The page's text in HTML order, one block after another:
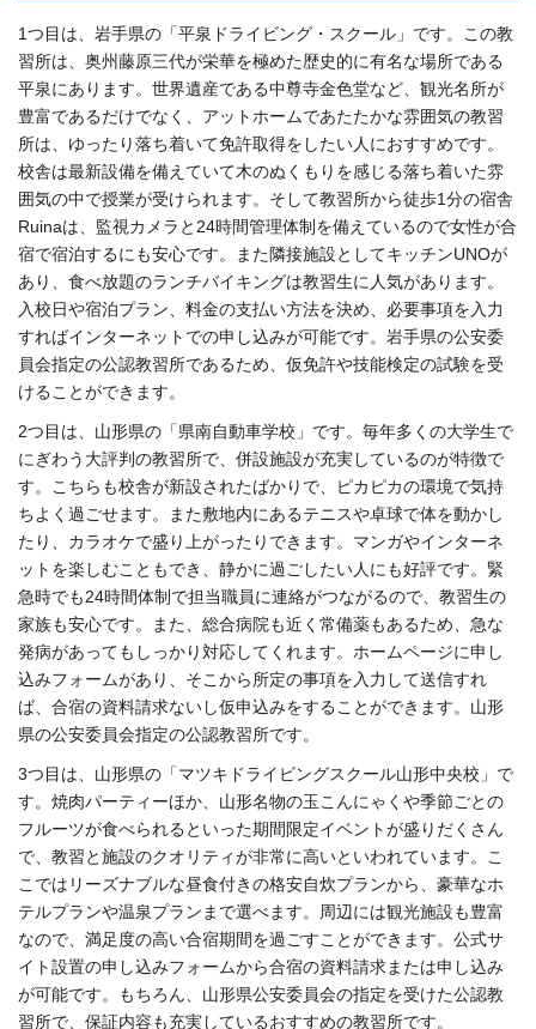
1つ目は、岩手県の「平泉ドライビング・スクール」です。この教
習所は、奥州藤原三代が栄華を極めた歴史的に有名な場所である
平泉にあります。世界遺産である中尊寺金色堂など、観光名所が
豊富であるだけでなく、アットホームであたたかな雰囲気の教習
所は、ゆったり落ち着いて免許取得をしたい人におすすめです。
校舎は最新設備を備えていて木のぬくもりを感じる落ち着いた雰
囲気の中で授業が受けられます。そして教習所から徒歩1分の宿舎
Ruinaは、監視カメラと24時間管理体制を備えているので女性が合
宿で宿泊するにも安心です。また隣接施設としてキッチンUNOが
あり、食べ放題のランチバイキングは教習生に人気があります。
入校日や宿泊プラン、料金の支払い方法を決め、必要事項を入力
すればインターネットでの申し込みが可能です。岩手県の公安委
員会指定の公認教習所であるため、仮免許や技能検定の試験を受
けることができます。
2つ目は、山形県の「県南自動車学校」です。毎年多くの大学生で
にぎわう大評判の教習所で、併設施設が充実しているのが特徴で
す。こちらも校舎が新設されたばかりで、ピカピカの環境で気持
ちよく過ごせます。また敷地内にあるテニスや卓球で体を動かし
たり、カラオケで盛り上がったりできます。マンガやインターネ
ットを楽しむこともでき、静かに過ごしたい人にも好評です。緊
急時でも24時間体制で担当職員に連絡がつながるので、教習生の
家族も安心です。また、総合病院も近く常備薬もあるため、急な
発病があってもしっかり対応してくれます。ホームページに申し
込みフォームがあり、そこから所定の事項を入力して送信すれ
ば、合宿の資料請求ないし仮申込みをすることができます。山形
県の公安委員会指定の公認教習所です。
3つ目は、山形県の「マツキドライビングスクール山形中央校」で
す。焼肉パーティーほか、山形名物の玉こんにゃくや季節ごとの
フルーツが食べられるといった期間限定イベントが盛りだくさん
で、教習と施設のクオリティが非常に高いといわれています。こ
こではリーズナブルな昼食付きの格安自炊プランから、豪華なホ
テルプランや温泉プランまで選べます。周辺には観光施設も豊富
なので、満足度の高い合宿期間を過ごすことができます。公式サ
イト設置の申し込みフォームから合宿の資料請求または申し込み
が可能です。もちろん、山形県公安委員会の指定を受けた公認教
習所で、保証内容も充実しているおすすめの教習所です。